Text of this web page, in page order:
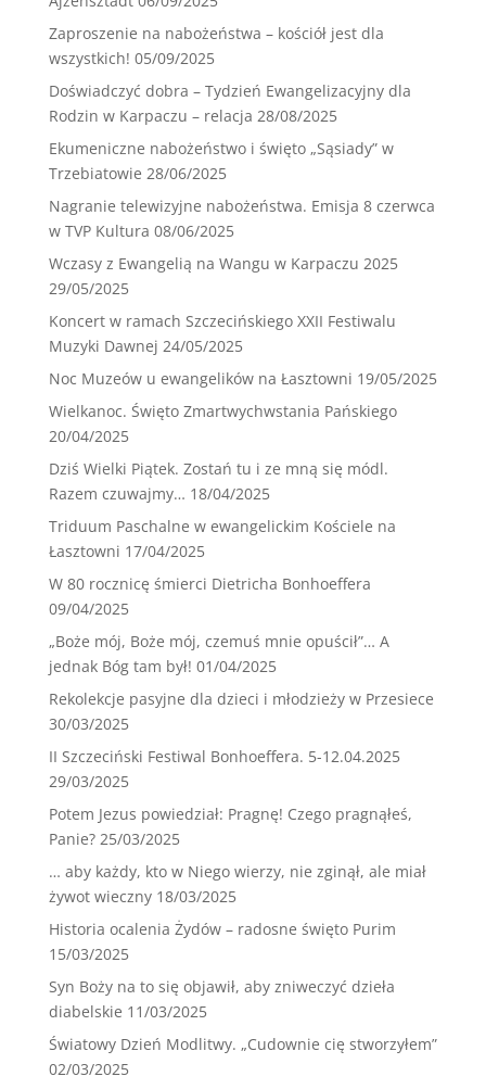
Zaproszenie na nabożeństwa – kościół jest dla
wszystkich! 05/09/2025
Doświadczyć dobra – Tydzień Ewangelizacyjny dla
Rodzin w Karpaczu – relacja 28/08/2025
Ekumeniczne nabożeństwo i święto „Sąsiady” w
Trzebiatowie 28/06/2025
Nagranie telewizyjne nabożeństwa. Emisja 8 czerwca
w TVP Kultura 08/06/2025
Wczasy z Ewangelią na Wangu w Karpaczu 2025
29/05/2025
Koncert w ramach Szczecińskiego XXII Festiwalu
Muzyki Dawnej 24/05/2025
Noc Muzeów u ewangelików na Łasztowni 19/05/2025
Wielkanoc. Święto Zmartwychwstania Pańskiego
20/04/2025
Dziś Wielki Piątek. Zostań tu i ze mną się módl.
Razem czuwajmy… 18/04/2025
Triduum Paschalne w ewangelickim Kościele na
Łasztowni 17/04/2025
W 80 rocznicę śmierci Dietricha Bonhoeffera
09/04/2025
„Boże mój, Boże mój, czemuś mnie opuścił”… A
jednak Bóg tam był! 01/04/2025
Rekolekcje pasyjne dla dzieci i młodzieży w Przesiece
30/03/2025
II Szczeciński Festiwal Bonhoeffera. 5-12.04.2025
29/03/2025
Potem Jezus powiedział: Pragnę! Czego pragnąłeś,
Panie? 25/03/2025
… aby każdy, kto w Niego wierzy, nie zginął, ale miał
żywot wieczny 18/03/2025
Historia ocalenia Żydów – radosne święto Purim
15/03/2025
Syn Boży na to się objawił, aby zniweczyć dzieła
diabelskie 11/03/2025
Światowy Dzień Modlitwy. „Cudownie cię stworzyłem”
02/03/2025